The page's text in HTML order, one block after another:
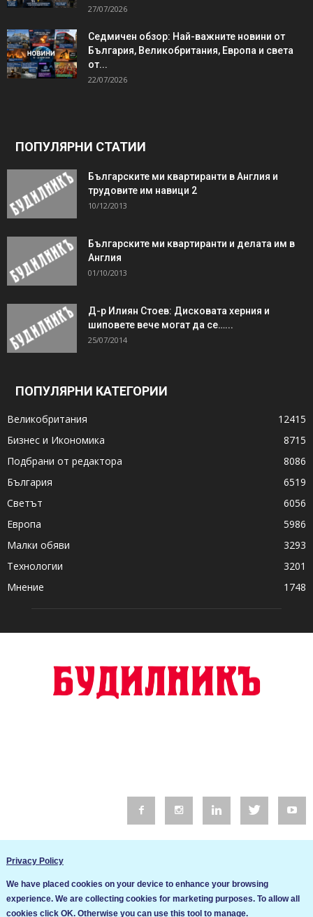
27/07/2026
Седмичен обзор: Най-важните новини от
България, Великобритания, Европа и света
от...
22/07/2026
ПОПУЛЯРНИ СТАТИИ
Българските ми квартиранти в Англия и
трудовите им навици 2
10/12/2013
Българските ми квартиранти и делата им в
Англия
01/10/2013
Д-р Илиян Стоев: Дисковата херния и
шиповете вече могат да се…...
25/07/2014
ПОПУЛЯРНИ КАТЕГОРИИ
Великобритания
12415
Бизнес и Икономика
8715
Подбрани от редактора
8086
България
6519
Светът
6056
Европа
5986
Малки обяви
3293
Технологии
3201
Мнение
1748
Общи условия
Privacy Policy
We have placed cookies on your device to enhance your browsing
experience. We are collecting cookies for marketing purposes. To allow all
cookies click OK. Otherwise you can use this tool to manage.
Ние използваме бисквитки за да подобрим услугите си. Ако